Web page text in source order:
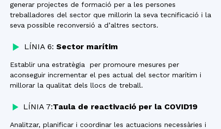
generar projectes de formació per a les persones
treballadores del sector que millorin la seva tecnificació i la
seva possible reconversió a d’altres sectors.
LÍNIA 6: Sector marítim
Establir una estratègia per promoure mesures per
aconseguir incrementar el pes actual del sector marítim i
millorar la qualitat dels llocs de treball.
LÍNIA 7:Taula de reactivació per la COVID19
Analitzar, planificar i coordinar les actuacions necessàries i